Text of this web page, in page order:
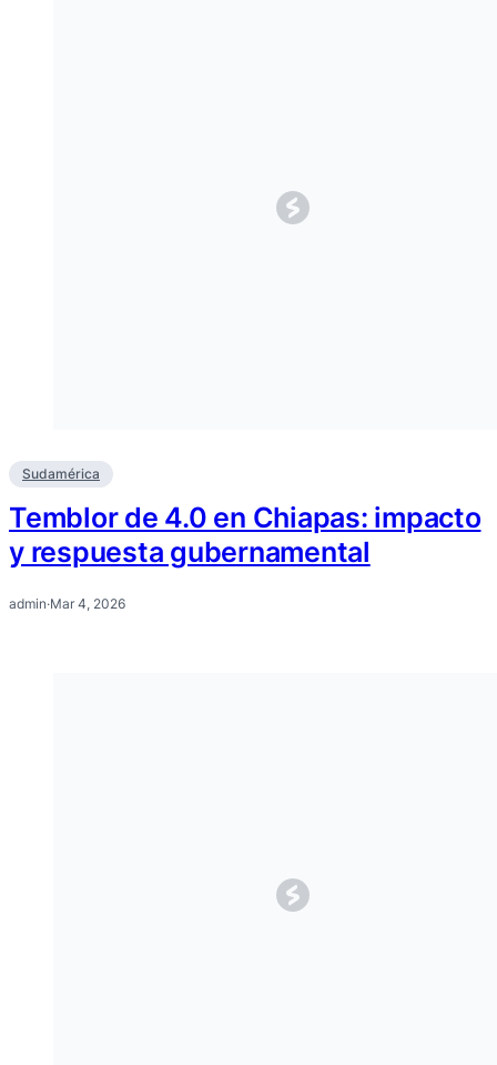
Sudamérica
Temblor de 4.0 en Chiapas: impacto
y respuesta gubernamental
admin·Mar 4, 2026